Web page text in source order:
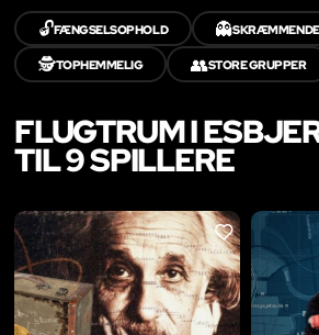
🔓FÆNGSELSOPHOLD 👻SKRÆMMENDE
🕵️TOPHEMMELIG 👥STORE GRUPPER
FLUGTRUM I
TIL 9 SPILLERE
LIKE